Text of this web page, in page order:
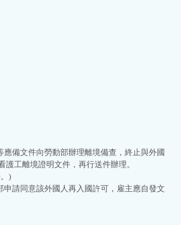
備文件向勞動部辦理離境備查，終止與外國
工離境證明文件，再行送件辦理。
)
請同意該外國人再入國許可，雇主應自發文